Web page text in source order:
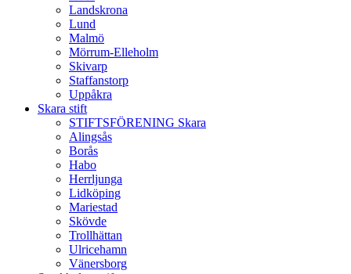
Landskrona
Lund
Malmö
Mörrum-Elleholm
Skivarp
Staffanstorp
Uppåkra
Skara stift
STIFTSFÖRENING Skara
Alingsås
Borås
Habo
Herrljunga
Lidköping
Mariestad
Skövde
Trollhättan
Ulricehamn
Vänersborg